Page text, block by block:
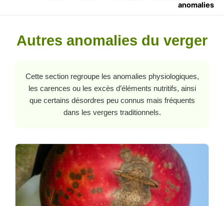
anomalies
Autres anomalies du verger
Cette section regroupe les anomalies physiologiques,
les carences ou les excès d’éléments nutritifs, ainsi
que certains désordres peu connus mais fréquents
dans les vergers traditionnels.